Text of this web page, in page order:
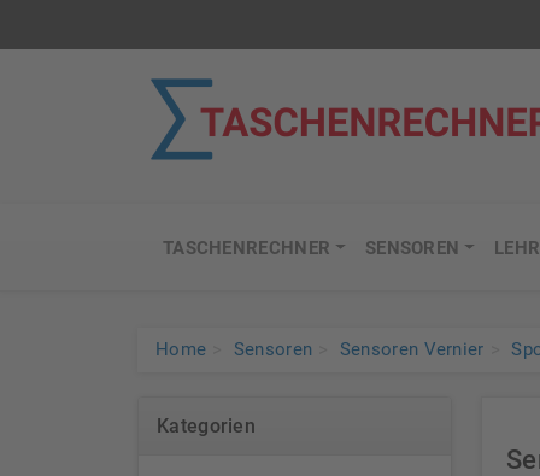
TASCHENRECHNER SENSOREN
Home Sensoren Sensoren Vernier
Kategorien